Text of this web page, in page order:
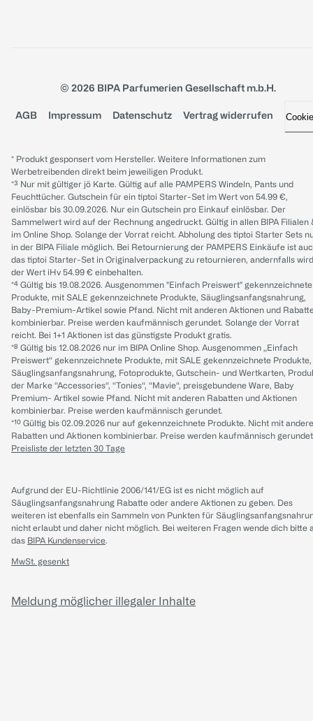
© 2026 BIPA Parfumerien Gesellschaft m.b.H.
AGB Impressum Datenschutz Vertrag widerrufen
* Produkt gesponsert vom Hersteller. Weitere Informationen zum
Werbetreibenden direkt beim jeweiligen Produkt.
*³ Nur mit gültiger jö Karte. Gültig auf alle PAMPERS Windeln, Pants und
Feuchttücher. Gutschein für ein tiptoi Starter-Set im Wert von 54.99 €,
einlösbar bis 30.09.2026. Nur ein Gutschein pro Einkauf einlösbar. Der
Sammelwert wird auf der Rechnung angedruckt. Gültig in allen BIPA Filialen
im Online Shop. Solange der Vorrat reicht. Abholung des tiptoi Starter Sets
in der BIPA Filiale möglich. Bei Retournierung der PAMPERS Einkäufe ist
das tiptoi Starter-Set in Originalverpackung zu retournieren, andernfalls wird
der Wert iHv 54.99 € einbehalten.
*⁴ Gültig bis 19.08.2026. Ausgenommen "Einfach Preiswert" gekennzeichnete
Produkte, mit SALE gekennzeichnete Produkte, Säuglingsanfangsnahrung,
Baby-Premium-Artikel sowie Pfand. Nicht mit anderen Aktionen und
kombinierbar. Preise werden kaufmännisch gerundet. Solange der Vorrat
reicht. Bei 1+1 Aktionen ist das günstigste Produkt gratis.
*⁸ Gültig bis 12.08.2026 nur im BIPA Online Shop. Ausgenommen „Einfach
Preiswert“ gekennzeichnete Produkte, mit SALE gekennzeichnete Produkte,
Säuglingsanfangsnahrung, Fotoprodukte, Gutschein- und Wertkarten,
der Marke “Accessories“, “Tonies“, “Mavie“, preisgebundene Ware, Baby
Premium- Artikel sowie Pfand. Nicht mit anderen Rabatten und Aktionen
kombinierbar. Preise werden kaufmännisch gerundet.
*¹⁰ Gültig bis 02.09.2026 nur auf gekennzeichnete Produkte. Nicht mit
Rabatten und Aktionen kombinierbar. Preise werden kaufmännisch
Preisliste der letzten 30 Tage
Aufgrund der EU-Richtlinie 2006/141/EG ist es nicht möglich auf
Säuglingsanfangsnahrung Rabatte oder andere Aktionen zu geben. Des
weiteren ist ebenfalls ein Sammeln von Punkten für
nicht erlaubt und daher nicht möglich. Bei weiteren Fragen wende dich bitte
das BIPA Kundenservice.
MwSt. gesenkt
Meldung möglicher illegaler Inhalte